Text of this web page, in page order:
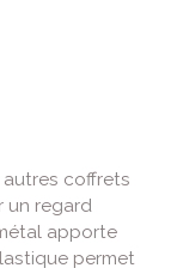
coffrets
un regard
apporte
permet